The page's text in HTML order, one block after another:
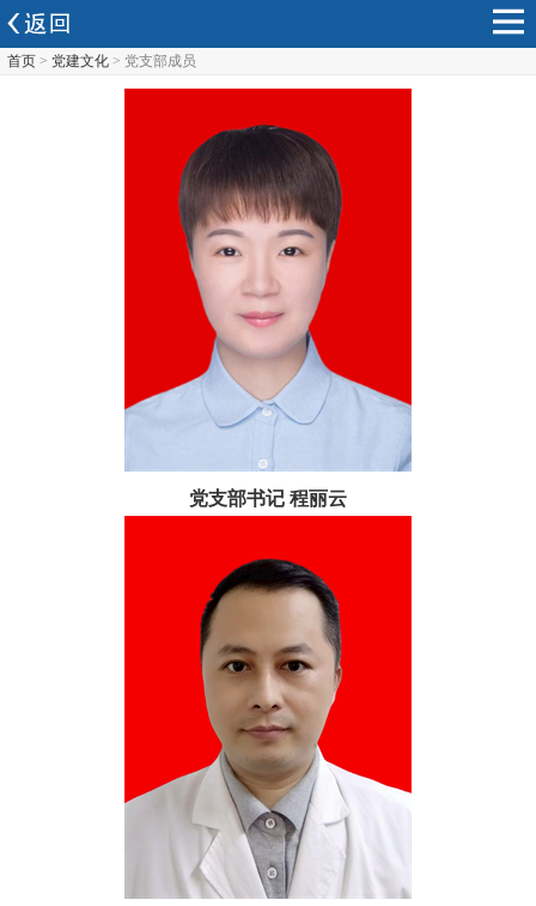
首页 > 党建文化 > 党支部成员
党支部书记 程丽云